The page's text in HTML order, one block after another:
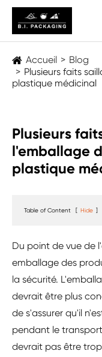
Accueil
Blog
Plusieurs faits
plastique médicinal
Plusieurs
l'emballage
plastique
Table of Content [ Hide ]
Du point de vue de
emballage des
la sécurité.
devrait être plus
de s'assurer qu'il
pendant le
devrait pas être